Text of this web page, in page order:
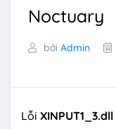
Noctuary
bởi Admin
Lỗi XINPUT1_3.dll